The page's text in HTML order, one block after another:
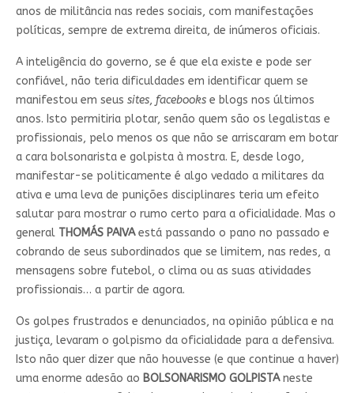
anos de militância nas redes sociais, com manifestações
políticas, sempre de extrema direita, de inúmeros oficiais.
A inteligência do governo, se é que ela existe e pode ser
confiável, não teria dificuldades em identificar quem se
manifestou em seus sites, facebookse blogs nos últimos
anos. Isto permitiria plotar, senão quem são os legalistas e
profissionais, pelo menos os que não se arriscaram em botar
a cara bolsonarista e golpista à mostra. E, desde logo,
manifestar-se politicamente é algo vedado a militares da
ativa e uma leva de punições disciplinares teria um efeito
salutar para mostrar o rumo certo para a oficialidade. Mas o
general THOMÁS PAIVAestá passando o pano no passado e
cobrando de seus subordinados que se limitem, nas redes, a
mensagens sobre futebol, o clima ou as suas atividades
profissionais… a partir de agora.
Os golpes frustrados e denunciados, na opinião pública e na
justiça, levaram o golpismo da oficialidade para a defensiva.
Isto não quer dizer que não houvesse (e que continue a haver)
uma enorme adesão ao BOLSONARISMO GOLPISTAneste